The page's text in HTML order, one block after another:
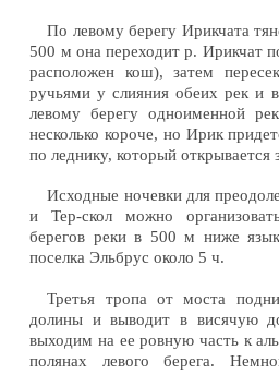
По левому берегу Ирикчата
500 м она переходит р. Ирикчат
расположен кош), затем
ручьями у слияния обеих рек и
левому берегу одноименной
несколько короче, но Ирик
по леднику, который
Исходные ночевки для
и Тер-скол можно
берегов реки в 500 м ниже
поселка Эльбрус около 5 ч.
Третья тропа от моста
долины и выводит в висячую
выходим на ее ровную часть к
полянах левого берега.